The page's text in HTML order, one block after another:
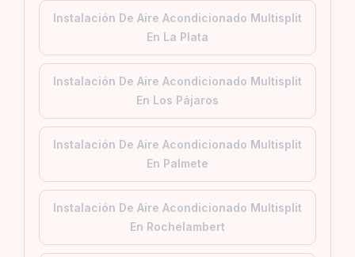
Instalación De Aire Acondicionado Multisplit
En La Plata
Instalación De Aire Acondicionado Multisplit
En Los Pájaros
Instalación De Aire Acondicionado Multisplit
En Palmete
Instalación De Aire Acondicionado Multisplit
En Rochelambert